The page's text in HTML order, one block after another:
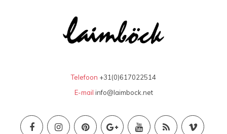
Telefoon +31(0)617022514
E-mail info@laimbock.net